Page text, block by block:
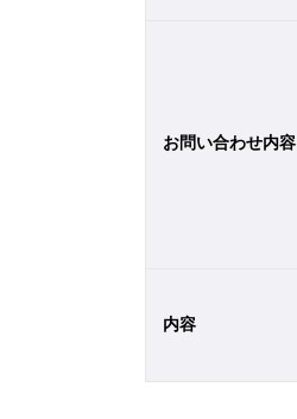
お問い合わせ内容
内容